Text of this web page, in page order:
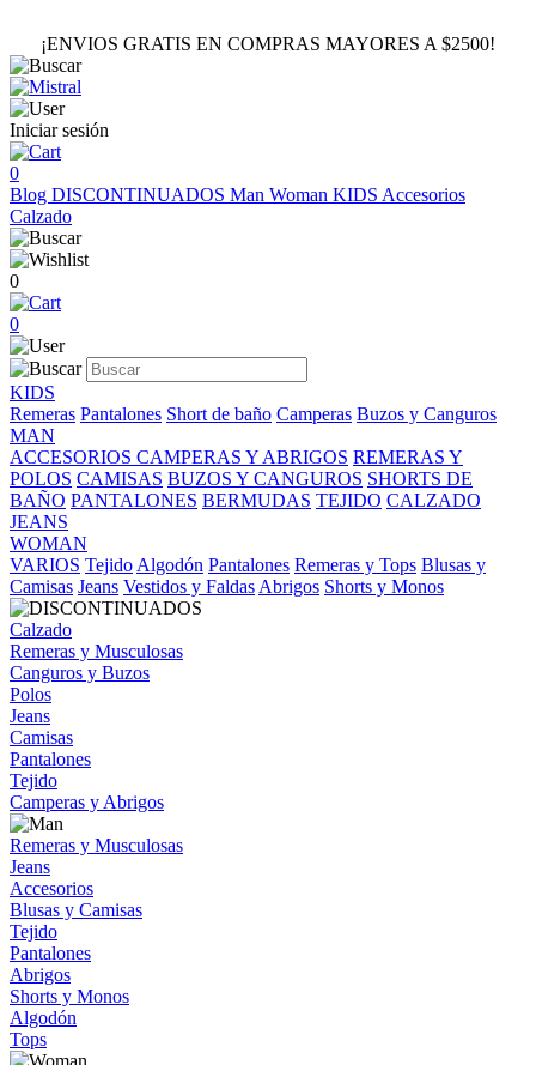
¡ENVIOS GRATIS EN COMPRAS MAYORES A $2500!
Iniciar sesión
0
Blog DISCONTINUADOS Man Woman KIDS Accesorios
Calzado
0
0
KIDS
Remeras Pantalones Short de baño Camperas Buzos y Canguros
MAN
ACCESORIOS CAMPERAS Y ABRIGOS REMERAS Y
POLOS CAMISAS BUZOS Y CANGUROS SHORTS DE
BAÑO PANTALONES BERMUDAS TEJIDO CALZADO
JEANS
WOMAN
VARIOS Tejido Algodón Pantalones Remeras y Tops Blusas y
Camisas Jeans Vestidos y Faldas Abrigos Shorts y Monos
Calzado
Remeras y Musculosas
Canguros y Buzos
Polos
Jeans
Camisas
Pantalones
Tejido
Camperas y Abrigos
Remeras y Musculosas
Jeans
Accesorios
Blusas y Camisas
Tejido
Pantalones
Abrigos
Shorts y Monos
Algodón
Tops